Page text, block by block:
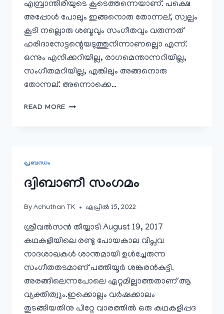
എമ്പ്രാന്തിരിയുടെ കൂടെത്തന്നെയാണ്. പക്ഷെ
അപ്പോൾ പോലും ഇങ്ങനൊരു തോന്നല്, സ്വല്പം
കൂടി നല്ലൊരു ശബ്ദവും സംഗീതവും വരുന്നത്
ഹരിദാസേട്ടന്റെയടുത്തുനിന്നാണല്ലൊ എന്ന്.
ഒന്നും എനിക്കറിയില്ല, രാഗമെന്താന്നറിയില്ല,
സംഗീതമറിയില്ല, എങ്കിലും അങ്ങനൊരു
തോന്നല്. അന്നൊക്കെ…
READ MORE പുറത്തുവരുന്നത്
പ്രബന്ധം
ദ്വിബാണീ സംഗമം
By Achuthan TK ഏപ്രിൽ 15, 2022
ശ്രീവൽസൻ തീയ്യാടി August 19, 2017
കഥകളിയിലെ രണ്ടു പോയകാല വിപ്ലവ
നാദശാഖകൾ ശാന്തമായി ഉൾച്ചേരുന്ന
സംഗീതതടമാണ് പത്തിയൂർ ശങ്കരൻകുട്ടി.
അരങ്ങിലെന്നപോലെ ഏറ്റമില്ലാത്തതാണ് ആ
വ്യക്തിത്വും.ഇക്കൊല്ലം വർഷക്കാലം
തുടങ്ങിയതിനു പിറ്റേ വാരത്തിൽ ഒരു കഥകളിപ്പദ